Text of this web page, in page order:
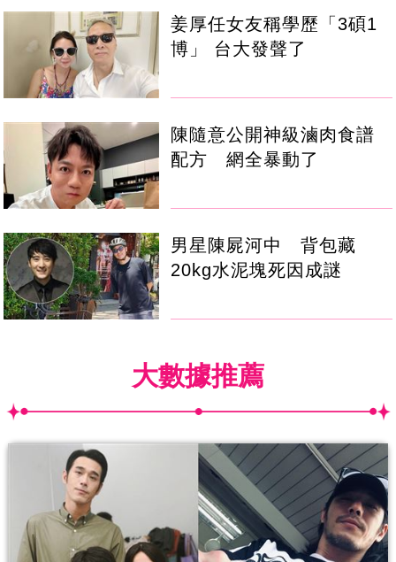
姜厚任女友稱學歷「3碩1
博」 台大發聲了
陳隨意公開神級滷肉食譜
配方 網全暴動了
男星陳屍河中 背包藏
20kg水泥塊死因成謎
大數據推薦